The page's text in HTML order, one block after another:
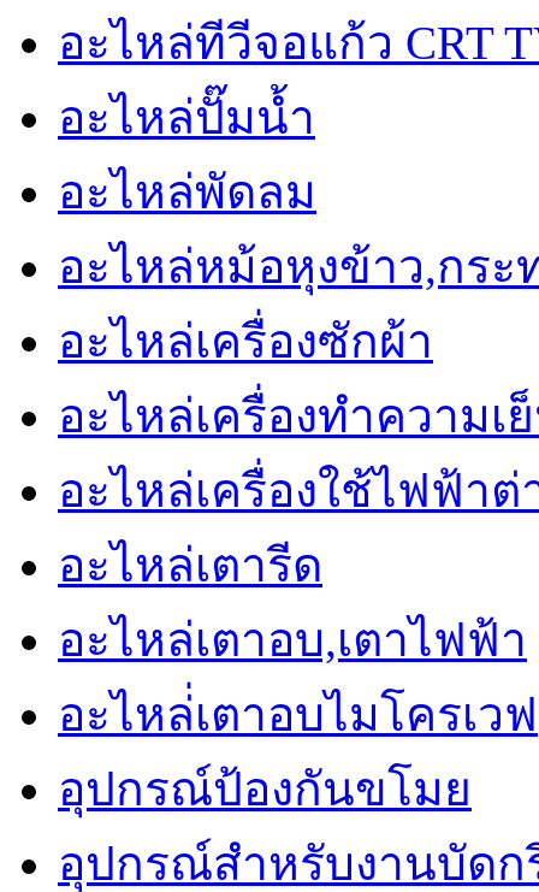
อะไหล่ทีวีจอแก้ว CRT
อะไหล่ปั๊มน้ำ
อะไหล่พัดลม
อะไหล่หม้อหุงข้าว,กระ
อะไหล่เครื่องซักผ้า
อะไหล่เครื่องทำความเ
อะไหล่เครื่องใช้ไฟฟ้าต่
อะไหล่เตารีด
อะไหล่เตาอบ,เตาไฟฟ้า
อะไหล่่เตาอบไมโครเวฟ
อุปกรณ์ป้องกันขโมย
อุปกรณ์สำหรับงานบัดก